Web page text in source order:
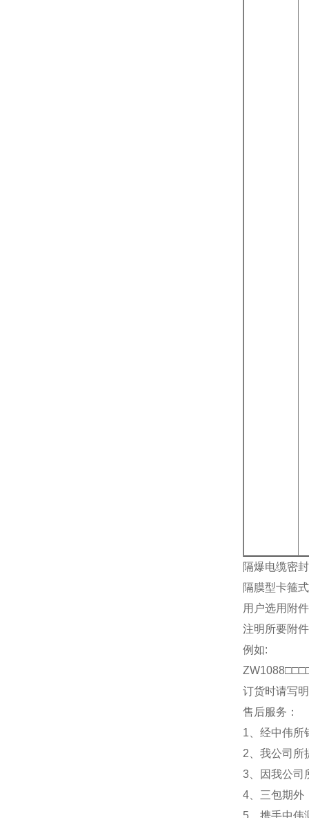
隔爆电缆密
隔膜型卡箍
用户选用附
注明所要附
例如:
订货时请写
售后服务：
1、经中伟所
2、我公司所
3、因我公司
4、三包期外
5、携手中伟